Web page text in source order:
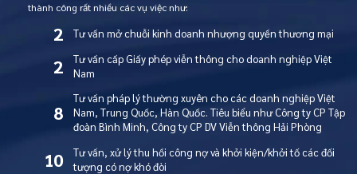
thành công rất nhiều các vụ việc như:
2 Tư vấn mở chuỗi kinh doanh nhượng quyền thương mại
2
Tư vấn cấp Giấy phép viễn thông cho doanh nghiệp Việt
Nam
8
Tư vấn pháp lý thường xuyên cho các doanh nghiệp Việt
Nam, Trung Quốc, Hàn Quốc. Tiêu biểu như Công ty CP Tập
đoàn Bình Minh, Công ty CP DV Viễn thông Hải Phòng
10
Tư vấn, xử lý thu hồi công nợ và khởi kiện/khởi tố các đối
tượng có nợ khó đòi